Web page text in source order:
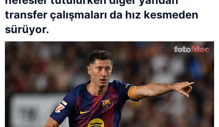
transfer çalışmaları da hız kesmeden
sürüyor.